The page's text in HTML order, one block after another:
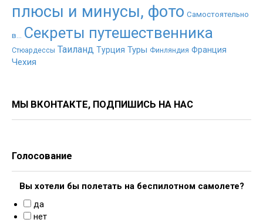
плюсы и минусы, фото Самостоятельно
в... Секреты путешественника
Стюардессы Таиланд Турция Туры Финляндия Франция
Чехия
МЫ ВКОНТАКТЕ, ПОДПИШИСЬ НА НАС
Голосование
Вы хотели бы полетать на беспилотном самолете?
да
нет